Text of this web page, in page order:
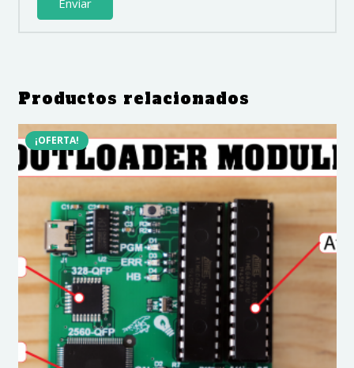
Productos relacionados
¡OFERTA!